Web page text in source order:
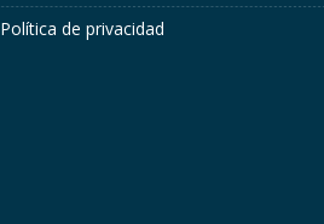
Política de privacidad